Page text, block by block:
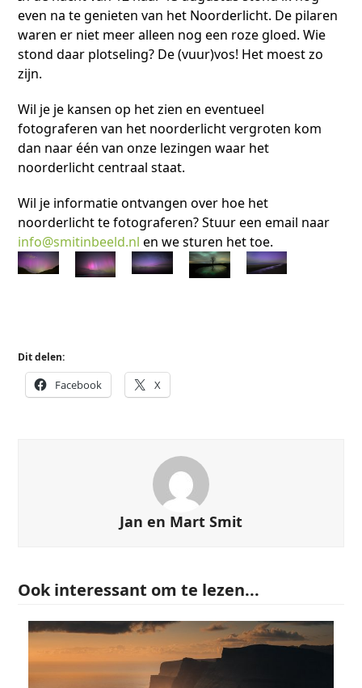
even na te genieten van het Noorderlicht. De pilaren
waren er niet meer alleen nog een roze gloed. Wie
stond daar plotseling? De (vuur)vos! Het moest zo
zijn.
Wil je je kansen op het zien en eventueel
fotograferen van het noorderlicht vergroten kom
dan naar één van onze lezingen waar het
noorderlicht centraal staat.
Wil je informatie ontvangen over hoe het
noorderlicht te fotograferen? Stuur een email naar
info@smitinbeeld.nl en we sturen het toe.
Dit delen:
Facebook X
Jan en Mart Smit
Ook interessant om te lezen...